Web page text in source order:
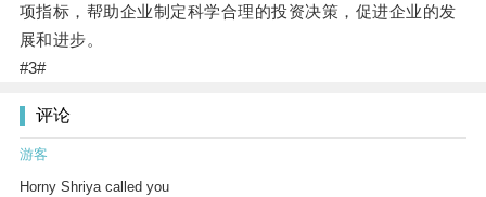
项指标，帮助企业制定科学合理的投资决策，促进企业的发
展和进步。
#3#
评论
游客
Horny Shriya called you